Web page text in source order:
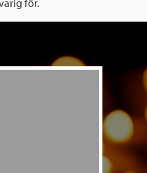
för.